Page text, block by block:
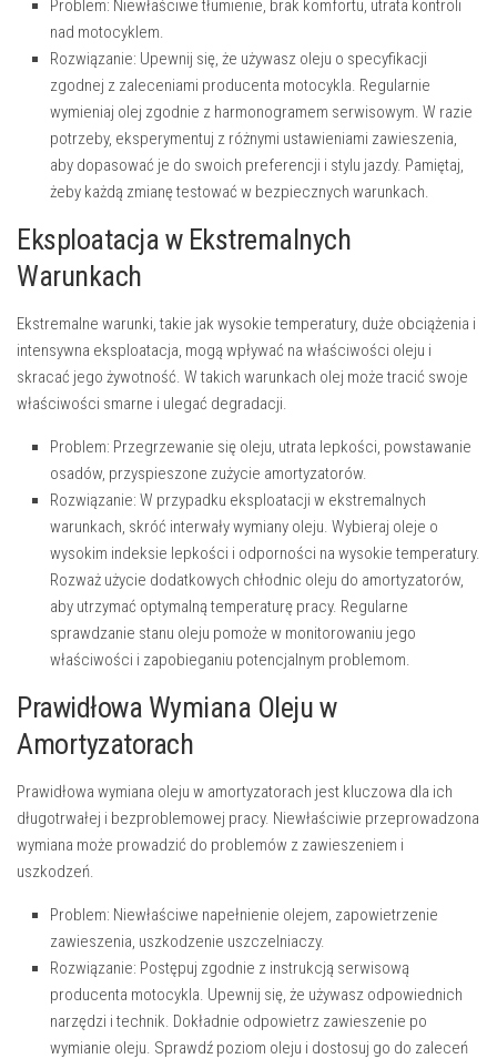
Problem: Niewłaściwe tłumienie, brak komfortu, utrata kontroli
nad motocyklem.
Rozwiązanie: Upewnij się, że używasz oleju o specyfikacji
zgodnej z zaleceniami producenta motocykla. Regularnie
wymieniaj olej zgodnie z harmonogramem serwisowym. W razie
potrzeby, eksperymentuj z różnymi ustawieniami zawieszenia,
aby dopasować je do swoich preferencji i stylu jazdy. Pamiętaj,
żeby każdą zmianę testować w bezpiecznych warunkach.
Eksploatacja w Ekstremalnych
Warunkach
Ekstremalne warunki, takie jak wysokie temperatury, duże obciążenia i
intensywna eksploatacja, mogą wpływać na właściwości oleju i
skracać jego żywotność. W takich warunkach olej może tracić swoje
właściwości smarne i ulegać degradacji.
Problem: Przegrzewanie się oleju, utrata lepkości, powstawanie
osadów, przyspieszone zużycie amortyzatorów.
Rozwiązanie: W przypadku eksploatacji w ekstremalnych
warunkach, skróć interwały wymiany oleju. Wybieraj oleje o
wysokim indeksie lepkości i odporności na wysokie temperatury.
Rozważ użycie dodatkowych chłodnic oleju do amortyzatorów,
aby utrzymać optymalną temperaturę pracy. Regularne
sprawdzanie stanu oleju pomoże w monitorowaniu jego
właściwości i zapobieganiu potencjalnym problemom.
Prawidłowa Wymiana Oleju w
Amortyzatorach
Prawidłowa wymiana oleju w amortyzatorach jest kluczowa dla ich
długotrwałej i bezproblemowej pracy. Niewłaściwie przeprowadzona
wymiana może prowadzić do problemów z zawieszeniem i
uszkodzeń.
Problem: Niewłaściwe napełnienie olejem, zapowietrzenie
zawieszenia, uszkodzenie uszczelniaczy.
Rozwiązanie: Postępuj zgodnie z instrukcją serwisową
producenta motocykla. Upewnij się, że używasz odpowiednich
narzędzi i technik. Dokładnie odpowietrz zawieszenie po
wymianie oleju. Sprawdź poziom oleju i dostosuj go do zaleceń